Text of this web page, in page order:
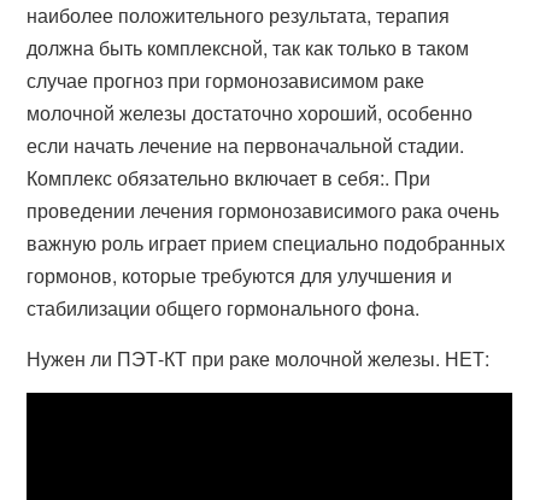
наиболее положительного результата, терапия
должна быть комплексной, так как только в таком
случае прогноз при гормонозависимом раке
молочной железы достаточно хороший, особенно
если начать лечение на первоначальной стадии.
Комплекс обязательно включает в себя:. При
проведении лечения гормонозависимого рака очень
важную роль играет прием специально подобранных
гормонов, которые требуются для улучшения и
стабилизации общего гормонального фона.
Нужен ли ПЭТ-КТ при раке молочной железы. НЕТ: